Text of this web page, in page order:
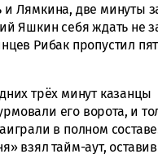
и Лямкина, две минуты
Яшкин себя ждать не
Рибак пропустил
трёх минут казанцы
его ворота, и
в полном
взял тайм-аут,